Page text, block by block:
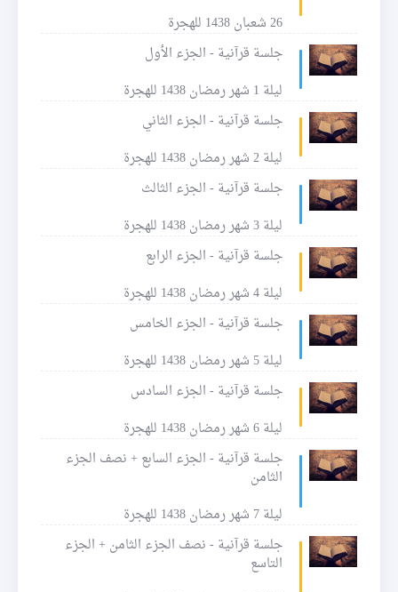
26 شعبان 1438 للهجرة
جلسة قرآنية - الجزء الأول
ليلة 1 شهر رمضان 1438 للهجرة
جلسة قرآنية - الجزء الثاني
ليلة 2 شهر رمضان 1438 للهجرة
جلسة قرآنية - الجزء الثالث
ليلة 3 شهر رمضان 1438 للهجرة
جلسة قرآنية - الجزء الرابع
ليلة 4 شهر رمضان 1438 للهجرة
جلسة قرآنية - الجزء الخامس
ليلة 5 شهر رمضان 1438 للهجرة
جلسة قرآنية - الجزء السادس
ليلة 6 شهر رمضان 1438 للهجرة
جلسة قرآنية - الجزء السابع + نصف الجزء
الثامن
ليلة 7 شهر رمضان 1438 للهجرة
جلسة قرآنية - نصف الجزء الثامن + الجزء
التاسع